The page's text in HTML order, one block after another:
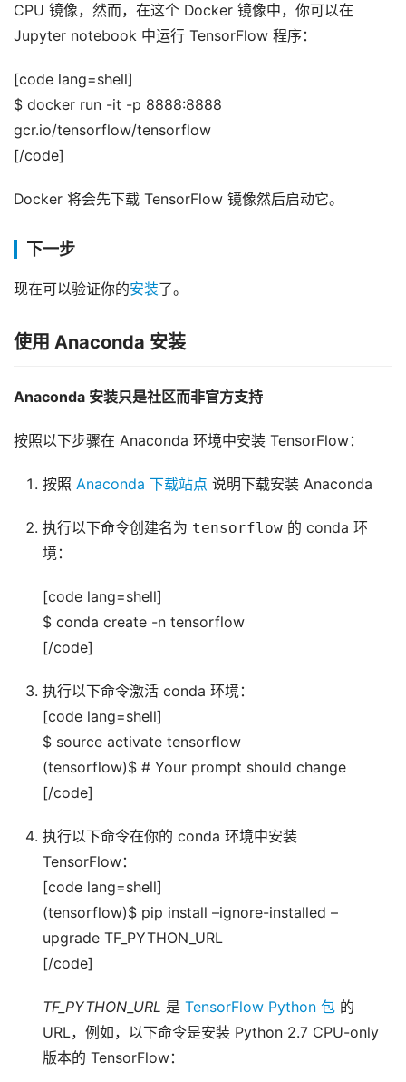
CPU 镜像，然而，在这个 Docker 镜像中，你可以在
Jupyter notebook 中运行 TensorFlow 程序：
[code lang=shell]
$ docker run -it -p 8888:8888
gcr.io/tensorflow/tensorflow
[/code]
Docker 将会先下载 TensorFlow 镜像然后启动它。
下一步
现在可以验证你的安装了。
使用 Anaconda 安装
Anaconda 安装只是社区而非官方支持
按照以下步骤在 Anaconda 环境中安装 TensorFlow：
按照 Anaconda 下载站点 说明下载安装 Anaconda
执行以下命令创建名为 tensorflow的 conda 环
境：
[code lang=shell]
$ conda create -n tensorflow
[/code]
执行以下命令激活 conda 环境：
[code lang=shell]
$ source activate tensorflow
(tensorflow)$ # Your prompt should change
[/code]
执行以下命令在你的 conda 环境中安装
TensorFlow：
[code lang=shell]
(tensorflow)$ pip install –ignore-installed –
upgrade TF_PYTHON_URL
[/code]
TF_PYTHON_URL 是 TensorFlow Python 包的
URL，例如，以下命令是安装 Python 2.7 CPU-only
版本的 TensorFlow：